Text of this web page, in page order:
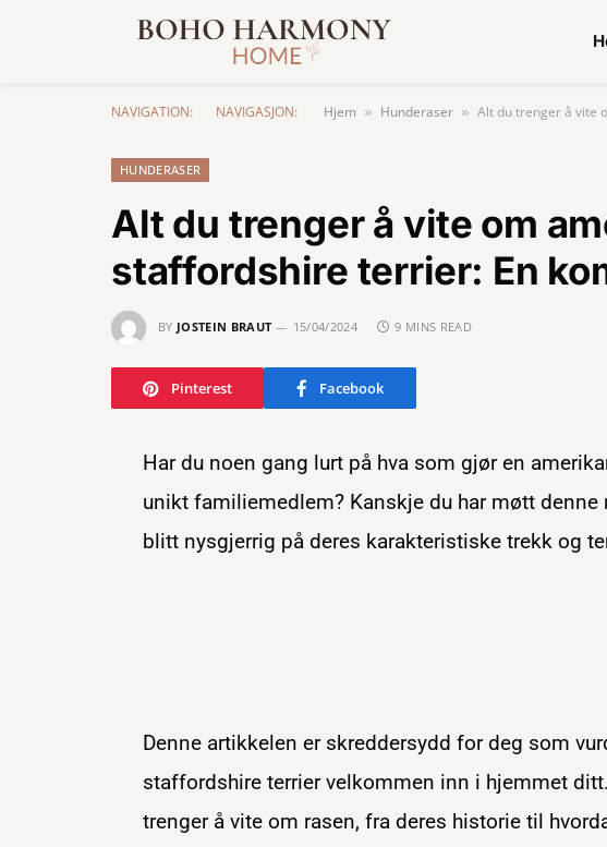
NAVIGATION: NAVIGASJON: Hjem » Hunderaser » Alt du trenger å vite
HUNDERASER
Alt du trenger å vite om
staffordshire terrier: En
BY JOSTEIN BRAUT 15/04/2024 9 MINS READ
Pinterest Facebook
Har du noen gang lurt på hva som gjør en
unikt familiemedlem? Kanskje du har møtt denne
blitt nysgjerrig på deres karakteristiske trekk og
Denne artikkelen er skreddersydd for deg som
staffordshire terrier velkommen inn i hjemmet
trenger å vite om rasen, fra deres historie til